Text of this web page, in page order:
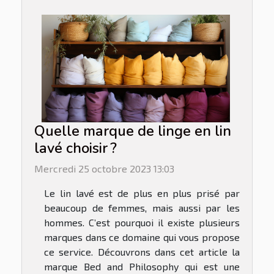
Quelle marque de linge en lin
lavé choisir ?
Mercredi 25 octobre 2023 13:03
Le lin lavé est de plus en plus prisé par
beaucoup de femmes, mais aussi par les
hommes. C’est pourquoi il existe plusieurs
marques dans ce domaine qui vous propose
ce service. Découvrons dans cet article la
marque Bed and Philosophy qui est une